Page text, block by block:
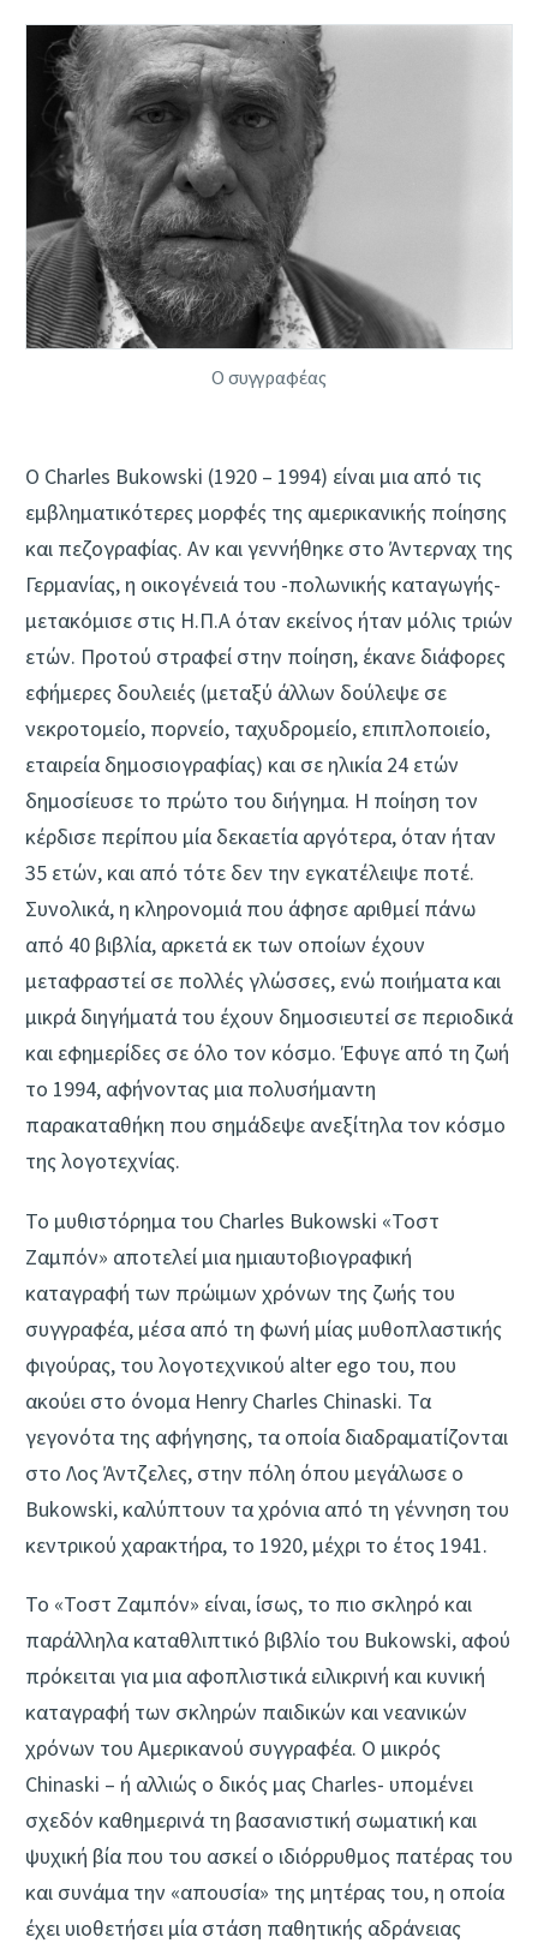
Ο συγγραφέας
Ο Charles Bukowski (1920 – 1994) είναι μια από τις
εμβληματικότερες μορφές της αμερικανικής ποίησης
και πεζογραφίας. Αν και γεννήθηκε στο Άντερναχ της
Γερμανίας, η οικογένειά του -πολωνικής καταγωγής-
μετακόμισε στις Η.Π.Α όταν εκείνος ήταν μόλις τριών
ετών. Προτού στραφεί στην ποίηση, έκανε διάφορες
εφήμερες δουλειές (μεταξύ άλλων δούλεψε σε
νεκροτομείο, πορνείο, ταχυδρομείο, επιπλοποιείο,
εταιρεία δημοσιογραφίας) και σε ηλικία 24 ετών
δημοσίευσε το πρώτο του διήγημα. Η ποίηση τον
κέρδισε περίπου μία δεκαετία αργότερα, όταν ήταν
35 ετών, και από τότε δεν την εγκατέλειψε ποτέ.
Συνολικά, η κληρονομιά που άφησε αριθμεί πάνω
από 40 βιβλία, αρκετά εκ των οποίων έχουν
μεταφραστεί σε πολλές γλώσσες, ενώ ποιήματα και
μικρά διηγήματά του έχουν δημοσιευτεί σε περιοδικά
και εφημερίδες σε όλο τον κόσμο. Έφυγε από τη ζωή
το 1994, αφήνοντας μια πολυσήμαντη
παρακαταθήκη που σημάδεψε ανεξίτηλα τον κόσμο
της λογοτεχνίας.
Το μυθιστόρημα του Charles Bukowski «Τοστ
Ζαμπόν» αποτελεί μια ημιαυτοβιογραφική
καταγραφή των πρώιμων χρόνων της ζωής του
συγγραφέα, μέσα από τη φωνή μίας μυθοπλαστικής
φιγούρας, του λογοτεχνικού alter ego του, που
ακούει στο όνομα Henry Charles Chinaski. Τα
γεγονότα της αφήγησης, τα οποία διαδραματίζονται
στο Λος Άντζελες, στην πόλη όπου μεγάλωσε ο
Bukowski, καλύπτουν τα χρόνια από τη γέννηση του
κεντρικού χαρακτήρα, το 1920, μέχρι το έτος 1941.
Το «Τοστ Ζαμπόν» είναι, ίσως, το πιο σκληρό και
παράλληλα καταθλιπτικό βιβλίο του Bukowski, αφού
πρόκειται για μια αφοπλιστικά ειλικρινή και κυνική
καταγραφή των σκληρών παιδικών και νεανικών
χρόνων του Αμερικανού συγγραφέα. Ο μικρός
Chinaski – ή αλλιώς ο δικός μας Charles- υπομένει
σχεδόν καθημερινά τη βασανιστική σωματική και
ψυχική βία που του ασκεί ο ιδιόρρυθμος πατέρας του
και συνάμα την «απουσία» της μητέρας του, η οποία
έχει υιοθετήσει μία στάση παθητικής αδράνειας